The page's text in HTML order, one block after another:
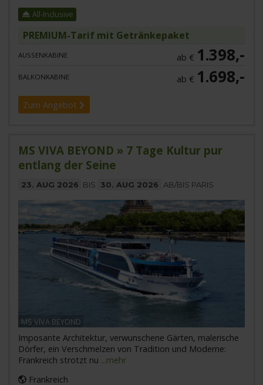
All-Inclusive
PREMIUM-Tarif mit Getränkepaket
AUSSENKABINE ab € 1.398,-
BALKONKABINE ab € 1.698,-
Zum Angebot
MS VIVA BEYOND » 7 Tage Kultur pur
entlang der Seine
23. AUG 2026 BIS 30. AUG 2026 AB/BIS PARIS
MS VIVA BEYOND
Imposante Architektur, verwunschene Gärten, malerische
Dörfer, ein Verschmelzen von Tradition und Moderne:
Frankreich strotzt nu ...mehr
Frankreich